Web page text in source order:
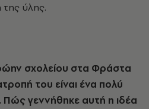
της ύλης.
του είναι ένα πολύ
Πώς γεννήθηκε αυτή η ιδέα